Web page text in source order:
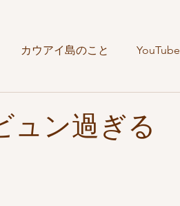
カウアイ島のこと YouTube
ュン過ぎる